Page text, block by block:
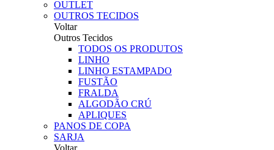
OUTLET
OUTROS TECIDOS
Voltar
Outros Tecidos
TODOS OS PRODUTOS
LINHO
LINHO ESTAMPADO
FUSTÃO
FRALDA
ALGODÃO CRÚ
APLIQUES
PANOS DE COPA
SARJA
Voltar